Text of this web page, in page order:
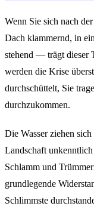
Wenn Sie sich nach
Dach klammernd, in
stehend — trägt dieser
werden die Krise
durchschüttelt, Sie
durchzukommen.
Die Wasser ziehen
Landschaft
Schlamm und
grundlegende
Schlimmste